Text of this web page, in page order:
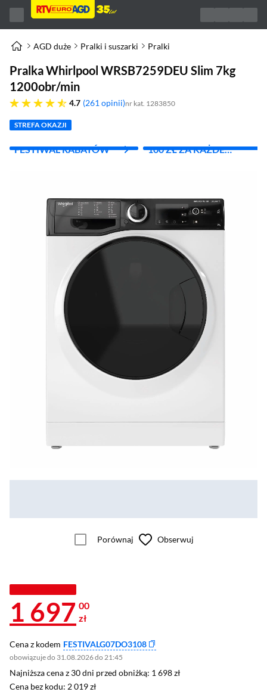
AGD duże Pralki i suszarki Pralki
Pralka Whirlpool WRSB7259DEU Slim 7kg
1200obr/min
4.7
4.7 gwiazdek 261 opinii nr kat. 1283850
STREFA OKAZJI
FESTIWAL RABATÓW
100 ZŁ ZA KAŻDE
Porównaj Obserwuj
1 697 00
zł
Cena z kodem FESTIVALG07DO3108
obowiązuje do 31.08.2026 do 21:45
Najniższa cena z 30 dni przed obniżką: 1 698 zł
Najniższa cena z 30 dni przed obniżką: 1 698 zł
Cena bez kodu: 2 019 zł
Cena bez kodu: 2 019 zł